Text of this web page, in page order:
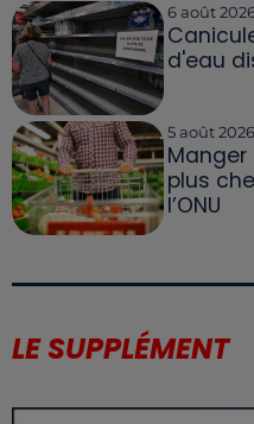
6 août
d'eau
5 août 2026
plus
l’ONU
LE SUPPLÉMENT